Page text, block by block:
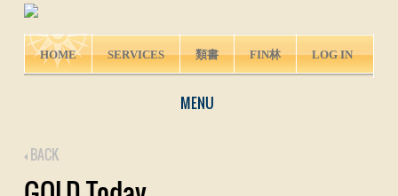
HOME SERVICES 類書 FIN林 LOG IN
MENU
BACK